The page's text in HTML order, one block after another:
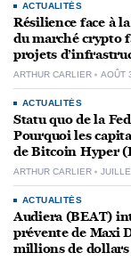
ACTUALITÉS
Résilience face à
du marché crypto
projets
ARTHUR CARLIER AOÛT
ACTUALITÉS
Statu quo de la
Pourquoi les
de Bitcoin Hyper
ARTHUR CARLIER
ACTUALITÉS
Audiera (BEAT)
prévente de Maxi
millions de dollars